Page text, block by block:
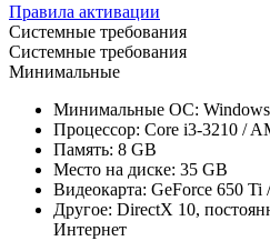
Правила активации
Системные требования
Системные требования
Минимальные
Минимальные ОС: Windows
Процессор: Core i3-3210 /
Память: 8 GB
Место на диске: 35 GB
Видеокарта: GeForce 650 Ti
Другое: DirectX 10,
Интернет